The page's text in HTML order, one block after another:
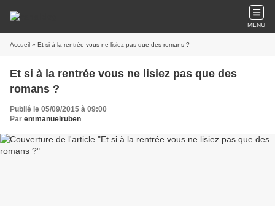
MENU
Accueil » Et si à la rentrée vous ne lisiez pas que des romans ?
Et si à la rentrée vous ne lisiez pas que des
romans ?
Publié le 05/09/2015 à 09:00
Par emmanuelruben